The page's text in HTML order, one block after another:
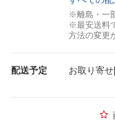
※離島・一
※最安送料
方法の変更
配送予定 お取り寄